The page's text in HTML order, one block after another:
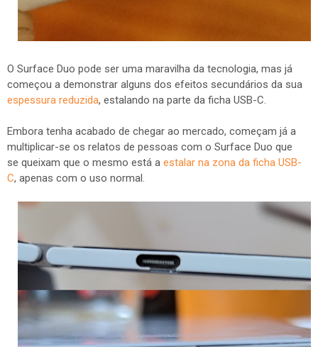
O Surface Duo pode ser uma maravilha da tecnologia, mas já
começou a demonstrar alguns dos efeitos secundários da sua
espessura reduzida, estalando na parte da ficha USB-C.
Embora tenha acabado de chegar ao mercado, começam já a
multiplicar-se os relatos de pessoas com o Surface Duo que
se queixam que o mesmo está a estalar na zona da ficha USB-
C, apenas com o uso normal.